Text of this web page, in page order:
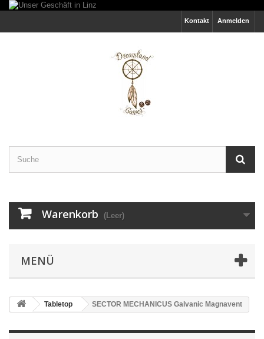
Anmelden
Kontakt
Warenkorb (Leer)
MENÜ
Tabletop SECTOR MECHANICUS Galvanic Magnavent